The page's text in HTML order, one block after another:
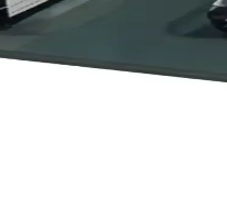
İçin Zarif BRİDE TO
ve zarafeti tamamlayan
Renk Lüks Deri
Deri Sümen Takımı, şık